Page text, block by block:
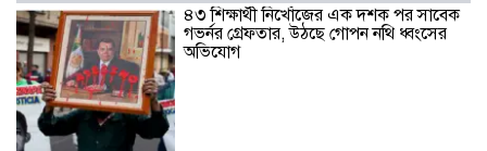
৪৩ শিক্ষার্থী নিখোঁজের এক দশক পর সাবেক
গভর্নর গ্রেফতার, উঠছে গোপন নথি ধ্বংসের
অভিযোগ